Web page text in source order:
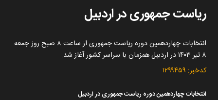
ریاست جمهوری در اردبیل
انتخابات چهاردهمین دوره ریاست جمهوری از ساعت ۸ صبح روز جمعه
۸ تیر ۱۴۰۳ در اردبیل همزمان با سراسر کشور آغاز شد.
کدخبر: ۱۲۹۹۴۵۹
انتخابات چهاردهمین دوره ریاست جمهوری در اردبیل